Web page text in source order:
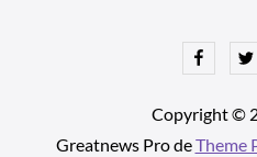
Facebook
Copyright ©
Greatnews Pro deTheme